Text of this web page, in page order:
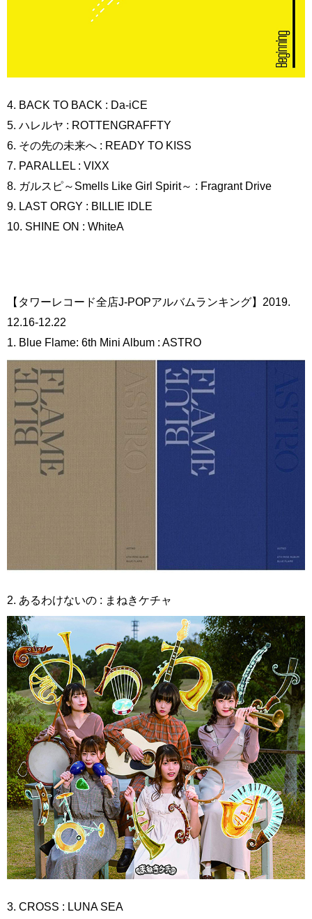
4. BACK TO BACK : Da-iCE
5. ハレルヤ : ROTTENGRAFFTY
6. その先の未来へ : READY TO KISS
7. PARALLEL : VIXX
8. ガルスピ～Smells Like Girl Spirit～ : Fragrant Drive
9. LAST ORGY : BILLIE IDLE
10. SHINE ON : WhiteA
【タワーレコード全店J-POPアルバムランキング】2019.
12.16-12.22
1. Blue Flame: 6th Mini Album : ASTRO
2. あるわけないの : まねきケチャ
3. CROSS : LUNA SEA